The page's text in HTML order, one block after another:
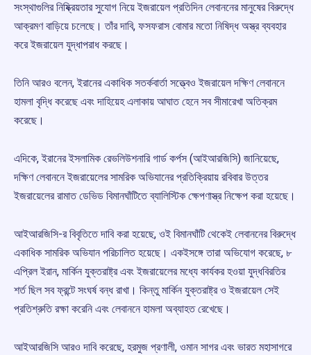
সংস্থাগুলির নিষ্ক্রিয়তার সুযোগ নিয়ে ইজরায়েল প্রতিদিন লেবাননের মানুষের বিরুদ্ধে
আক্রমণ বাড়িয়ে চলেছে। তাঁর দাবি, ফসফরাস বোমার মতো নিষিদ্ধ অস্ত্র ব্যবহার
করে ইজরায়েল যুদ্ধাপরাধ করছে।
তিনি আরও বলেন, ইরানের একাধিক সতর্কবার্তা সত্ত্বেও ইজরায়েল দক্ষিণ লেবাননে
হামলা বৃদ্ধি করেছে এবং দাহিয়েহ এলাকায় আঘাত হেনে সব সীমারেখা অতিক্রম
করেছে।
এদিকে, ইরানের ইসলামিক রেভলিউশনারি গার্ড কর্পস (আইআরজিসি) জানিয়েছে,
দক্ষিণ লেবাননে ইজরায়েলের সামরিক অভিযানের প্রতিক্রিয়ায় রবিবার উত্তর
ইজরায়েলের রামাত ডেভিড বিমানঘাঁটিতে ব্যালিস্টিক ক্ষেপণাস্ত্র নিক্ষেপ করা হয়েছে।
আইআরজিসি-র বিবৃতিতে দাবি করা হয়েছে, ওই বিমানঘাঁটি থেকেই লেবাননের বিরুদ্ধে
একাধিক সামরিক অভিযান পরিচালিত হয়েছে। একইসঙ্গে তারা অভিযোগ করেছে, ৮
এপ্রিল ইরান, মার্কিন যুক্তরাষ্ট্র এবং ইজরায়েলের মধ্যে কার্যকর হওয়া যুদ্ধবিরতির
শর্ত ছিল সব ফ্রন্টে সংঘর্ষ বন্ধ রাখা। কিন্তু মার্কিন যুক্তরাষ্ট্র ও ইজরায়েল সেই
প্রতিশ্রুতি রক্ষা করেনি এবং লেবাননে হামলা অব্যাহত রেখেছে।
আইআরজিসি আরও দাবি করেছে, হরমুজ প্রণালী, ওমান সাগর এবং ভারত মহাসাগরে